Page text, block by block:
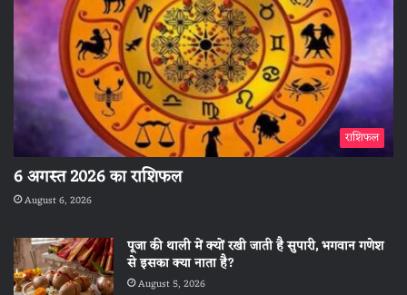
राशिफल
6 अगस्त 2026 का राशिफल
August 6, 2026
पूजा की थाली में क्यों रखी जाती है सुपारी, भगवान गणेश
से इसका क्या नाता है?
August 5, 2026